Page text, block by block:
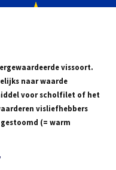
vissoort.
naar waarde
voor scholfilet of het
visliefhebbers
(= warm